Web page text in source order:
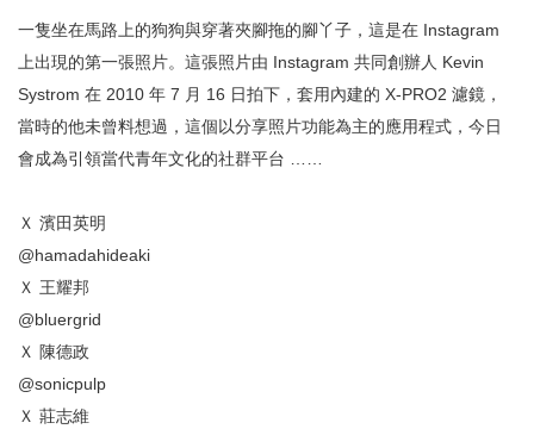
一隻坐在馬路上的狗狗與穿著夾腳拖的腳丫子，這是在 Instagram
上出現的第一張照片。這張照片由 Instagram 共同創辦人 Kevin
Systrom 在 2010 年 7 月 16 日拍下，套用內建的 X-PRO2 濾鏡，
當時的他未曾料想過，這個以分享照片功能為主的應用程式，今日
會成為引領當代青年文化的社群平台 ……
Ｘ 濱田英明
@hamadahideaki
Ｘ 王耀邦
@bluergrid
Ｘ 陳德政
@sonicpulp
Ｘ 莊志維